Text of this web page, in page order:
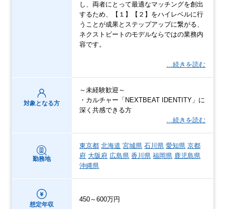
し、両者にとって最適なマッチングを創出
するため、【１】【２】をハイレベルに行
うことが成果とステップアップに繋がる、
ネクストビートのモデルならではの業務内
容です。
…続きを読む
対象となる方
～未経験歓迎～
・カルチャー「NEXTBEAT IDENTITY」に
深く共感できる方
…続きを読む
勤務地
東京都 北海道 宮城県 石川県 愛知県 京都
府 大阪府 広島県 香川県 福岡県 鹿児島県
沖縄県
想定年収
450～600万円